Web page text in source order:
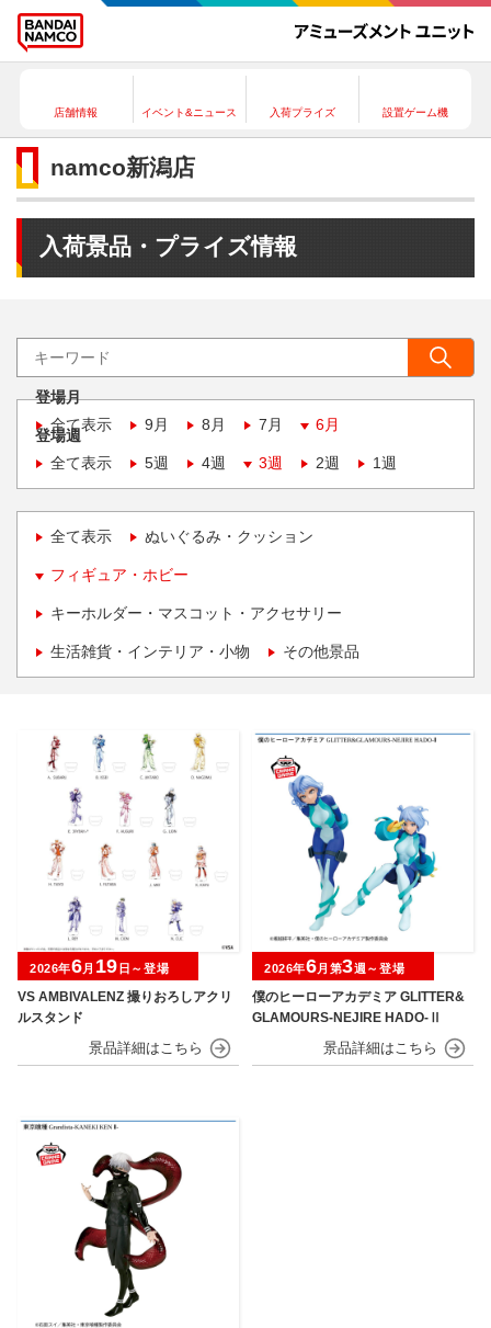
店舗情報 イベント&ニュース 入荷プライズ 設置ゲーム機
namco新潟店
入荷景品・プライズ情報
登場月
全て表示
9月 8月 7月 6月
登場週
全て表示
5週 4週 3週 2週 1週
全て表示 ぬいぐるみ・クッション
フィギュア・ホビー
キーホルダー・マスコット・アクセサリー
生活雑貨・インテリア・小物 その他景品
VS AMBIVALENZ 撮りおろしアクリ
ルスタンド
2026年6月 19 日～登場
僕のヒーローアカデミア GLITTER&
GLAMOURS-NEJIRE HADO-Ⅱ
2026年6月第3週～登場